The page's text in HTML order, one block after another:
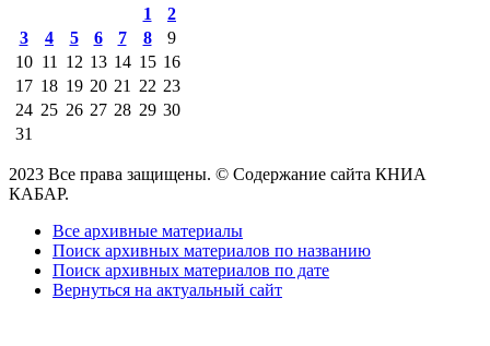
1
2
3
4 5 6 7 8
9
10 11 12 13 14 15 16
17 18 19 20 21 22 23
24 25 26 27 28 29 30
31
2023 Все права защищены. © Содержание сайта КНИА
КАБАР.
Все архивные материалы
Поиск архивных материалов по названию
Поиск архивных материалов по дате
Вернуться на актуальный сайт